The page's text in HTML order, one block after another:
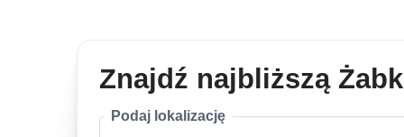
Znajdź najbliższą
Podaj lokalizację